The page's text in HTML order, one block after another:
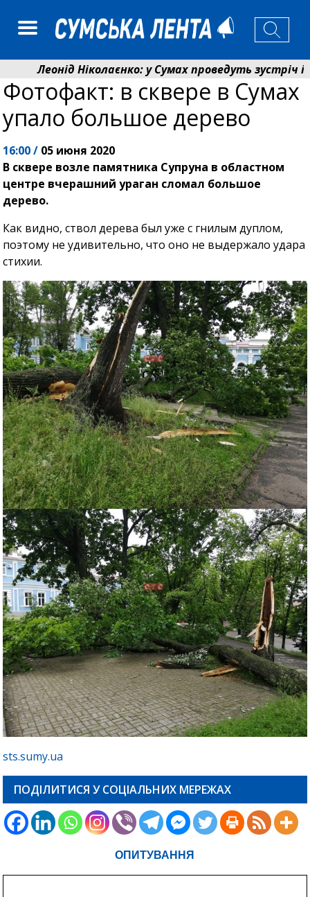
Леонід Ніколаєнко: у Сумах проведуть зустріч із
Лікарня Святого Пантелеймона отримала апарат
Фотофакт: в сквере в Сумах
упало большое дерево
16:00 / 05 июня 2020
В сквере возле памятника Супруна в областном
центре вчерашний ураган сломал большое
дерево.
Как видно, ствол дерева был уже с гнилым дуплом,
поэтому не удивительно, что оно не выдержало удара
стихии.
sts.sumy.ua
ПОДІЛИТИСЯ У СОЦІАЛЬНИХ МЕРЕЖАХ
ОПИТУВАННЯ